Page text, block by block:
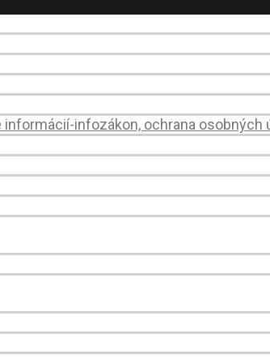
infozákon, ochrana osobných